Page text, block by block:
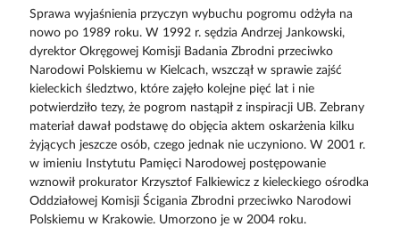
Sprawa wyjaśnienia przyczyn wybuchu pogromu odżyła na
nowo po 1989 roku. W 1992 r. sędzia Andrzej Jankowski,
dyrektor Okręgowej Komisji Badania Zbrodni przeciwko
Narodowi Polskiemu w Kielcach, wszczął w sprawie zajść
kieleckich śledztwo, które zajęło kolejne pięć lat i nie
potwierdziło tezy, że pogrom nastąpił z inspiracji UB. Zebrany
materiał dawał podstawę do objęcia aktem oskarżenia kilku
żyjących jeszcze osób, czego jednak nie uczyniono. W 2001 r.
w imieniu Instytutu Pamięci Narodowej postępowanie
wznowił prokurator Krzysztof Falkiewicz z kieleckiego ośrodka
Oddziałowej Komisji Ścigania Zbrodni przeciwko Narodowi
Polskiemu w Krakowie. Umorzono je w 2004 roku.